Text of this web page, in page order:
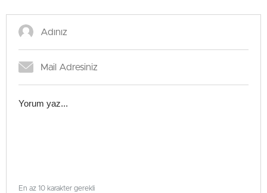
En az 10 karakter gerekli